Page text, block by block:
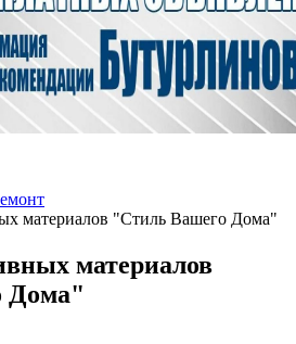
материалов "Стиль Вашего Дома"
материалов
Дома"